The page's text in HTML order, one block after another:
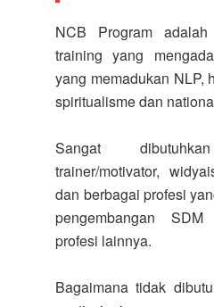
NCB Program
training yang
yang memadukan NLP,
spiritualisme dan
Sangat
trainer/motivator,
dan berbagai profesi
pengembangan
profesi lainnya.
Bagaimana tidak